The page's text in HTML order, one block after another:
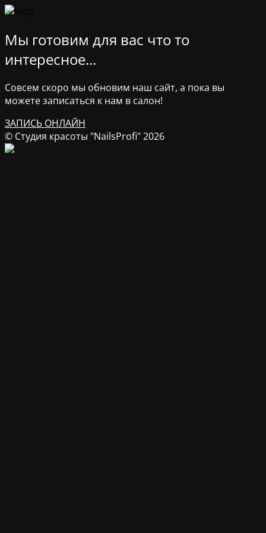
Мы готовим для вас что то
интересное...
Совсем скоро мы обновим наш сайт, а пока вы
можете записаться к нам в салон!
ЗАПИСЬ ОНЛАЙН
© Студия красоты "NailsProfi" 2026